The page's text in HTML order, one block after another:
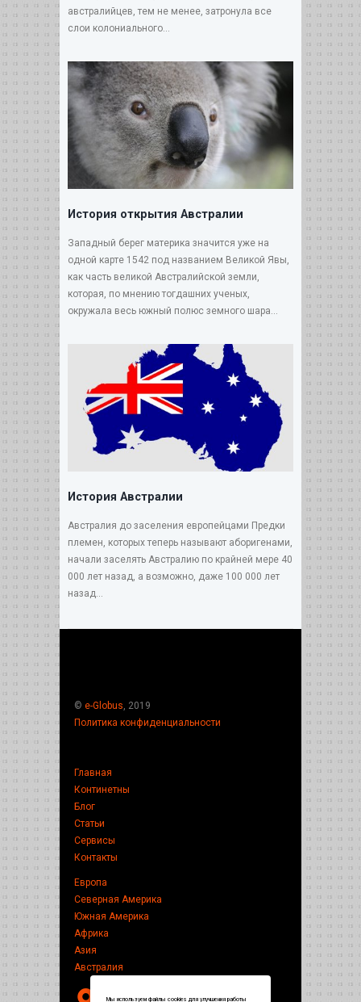
австралийцев, тем не менее, затронула все
слои колониального...
История открытия Австралии
Западный берег материка значится уже на
одной карте 1542 под названием Великой Явы,
как часть великой Австралийской земли,
которая, по мнению тогдашних ученых,
окружала весь южный полюс земного шара...
История Австралии
Австралия до заселения европейцами Предки
племен, которых теперь называют аборигенами,
начали заселять Австралию по крайней мере 40
000 лет назад, а возможно, даже 100 000 лет
назад...
© e-Globus , 2019
Политика конфиденциальности
Главная
Континетны
Блог
Статьи
Сервисы
Контакты
Европа
Северная Америка
Южная Америка
Африка
Азия
Австралия
Мы используем файлы cookies для улучшения работы